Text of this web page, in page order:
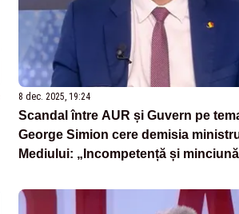
8 dec. 2025, 19:24
Scandal între AUR și Guvern pe
George Simion cere demisia
Mediului: „Incompetență și